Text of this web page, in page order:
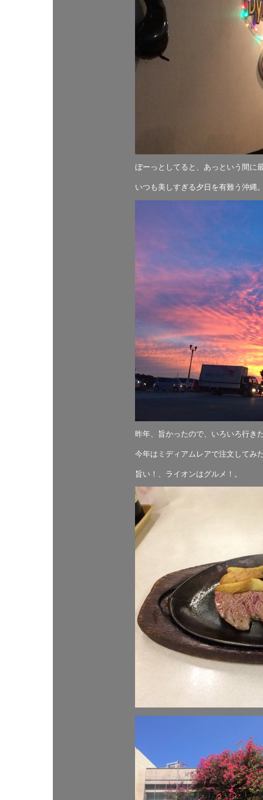
ぼーっとしてると、あっという間に
いつも美しすぎる夕日を有難う沖縄
昨年、旨かったので、いろいろ行き
今年はミディアムレアで注文してみ
旨い！、ライオンはグルメ！。